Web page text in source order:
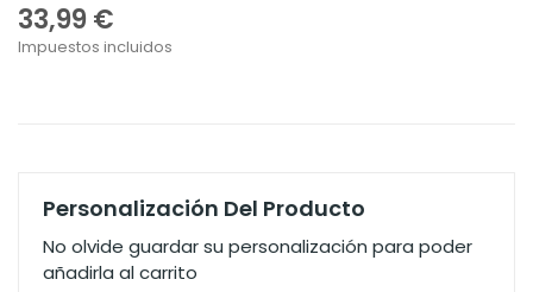
33,99 €
Impuestos incluidos
Personalización Del Producto
No olvide guardar su personalización para poder
añadirla al carrito